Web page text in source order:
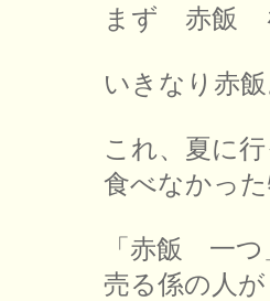
まず 赤飯
いきなり赤
これ、夏に
食べなかっ
「赤飯 一
売る係の人